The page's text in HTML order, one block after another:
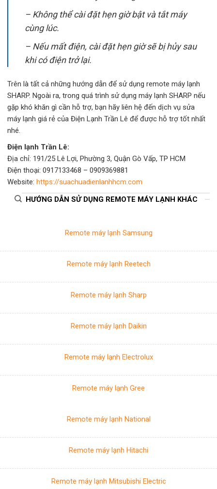
– Không thể cài đặt hẹn giờ bật và tắt máy
cùng lúc.
– Nếu mất điện, cài đặt hẹn giờ sẽ bị hủy sau
khi có điện trở lại.
Trên là tất cả những hướng dẫn để sử dụng remote máy lạnh
SHARP. Ngoài ra, trong quá trình sử dụng máy lạnh SHARP nếu
gặp khó khăn gì cần hỗ trợ, bạn hãy liên hệ đến dịch vụ sửa
máy lạnh giá rẻ của Điện Lạnh Trần Lê để được hỗ trợ tốt nhất
nhé.
Điện lạnh Trần Lê:
Địa chỉ: 191/25 Lê Lợi, Phường 3, Quận Gò Vấp, TP HCM
Điện thoại: 0917133468 – 0909369881
Website: https://suachuadienlanhhcm.com
HƯỚNG DẪN SỬ DỤNG REMOTE MÁY LẠNH KHÁC
Remote máy lạnh Samsung
Remote máy lạnh Reetech
Remote máy lạnh Sharp
Remote máy lạnh Daikin
Remote máy lạnh Electrolux
Remote máy lạnh Gree
Remote máy lạnh National
Remote máy lạnh Hitachi
Remote máy lạnh Mitsubishi Electric